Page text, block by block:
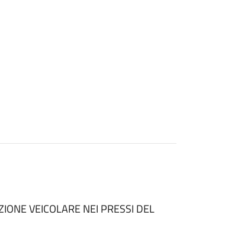
VEICOLARE NEI PRESSI DEL